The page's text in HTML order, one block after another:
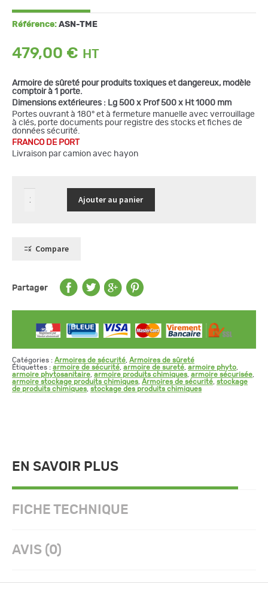
Référence: ASN-TME
479,00 €
Armoire de sûreté pour produits toxiques et dangereux, modèle
comptoir à 1 porte.
Dimensions extérieures : Lg 500 x Prof 500 x Ht 1000 mm
Portes ouvrant à 180° et à fermeture manuelle avec verrouillage
à clés, porte documents pour registre des stocks et fiches de
données sécurité.
FRANCO DE PORT
Livraison par camion avec hayon
quantité
de
à
Ajouter au panier
Compare
Partager
Catégories : Armoires de sécurité Armoires de sûreté
Étiquettes : armoire de sécurité armoire de sureté armoire phyto
armoire phytosanitaire armoire produits chimiques armoire sécurisée
armoire stockage produits chimiques Armoires de sécurité stockage
de produits chimiques stockage des produits chimiques
EN SAVOIR PLUS
FICHE TECHNIQUE
AVIS (0)